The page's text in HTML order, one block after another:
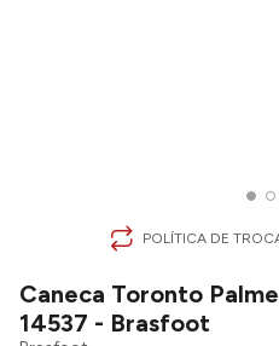
POLÍTICA DE
Caneca Toronto
14537 - Brasfoot